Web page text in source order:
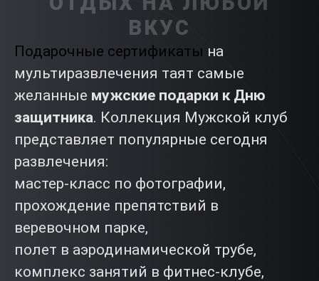
ВКУС
Подарочные сертификаты на
мультиразвлечения таят самые
желанные мужские подарки к Дню
защитника. Коллекция Мужской клуб
представляет популярные сегодня
развлечения:
мастер-класс по фотографии,
прохождение препятствий в
веревочном парке,
полет в аэродинамической трубе,
комплекс занятий в фитнес-клубе,